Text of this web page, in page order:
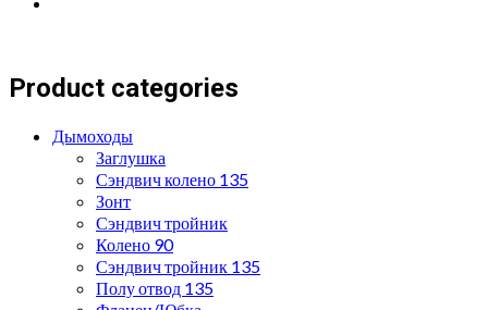
Product categories
Дымоходы
Заглушка
Сэндвич колено 135
Зонт
Сэндвич тройник
Колено 90
Сэндвич тройник 135
Полу отвод 135